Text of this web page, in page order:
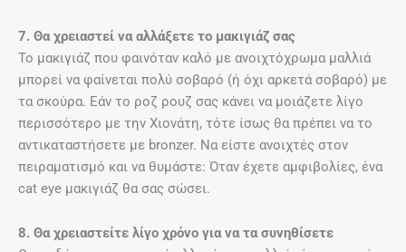
7. Θα χρειαστεί να αλλάξετε το μακιγιάζ σας
Το μακιγιάζ που φαινόταν καλό με ανοιχτόχρωμα μαλλιά
μπορεί να φαίνεται πολύ σοβαρό (ή όχι αρκετά σοβαρό) με
τα σκούρα. Εάν το ροζ ρουζ σας κάνει να μοιάζετε λίγο
περισσότερο με την Χιονάτη, τότε ίσως θα πρέπει να το
αντικαταστήσετε με bronzer. Να είστε ανοιχτές στον
πειραματισμό και να θυμάστε: Όταν έχετε αμφιβολίες, ένα
cat eye μακιγιάζ θα σας σώσει.
8. Θα χρειαστείτε λίγο χρόνο για να τα συνηθίσετε